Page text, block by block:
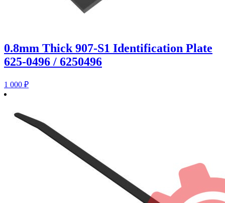
0.8mm Thick 907-S1 Identification Plate
625-0496 / 6250496
1 000 ₽